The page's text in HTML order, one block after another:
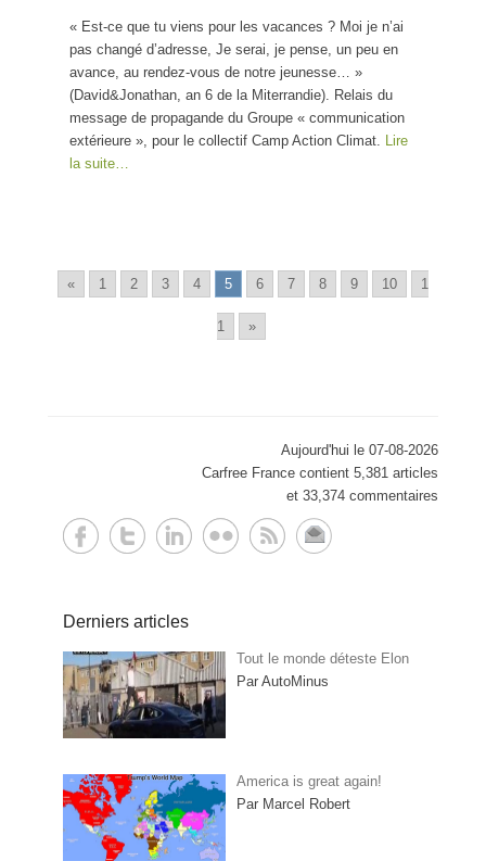
« Est-ce que tu viens pour les vacances ? Moi je n’ai
pas changé d’adresse, Je serai, je pense, un peu en
avance, au rendez-vous de notre jeunesse… »
(David&Jonathan, an 6 de la Miterrandie). Relais du
message de propagande du Groupe « communication
extérieure », pour le collectif Camp Action Climat. Lire
la suite…
« 1 2 3 4 5 6 7 8 9 10 1
1 »
Aujourd'hui le 07-08-2026
Carfree France contient 5,381 articles
et 33,374 commentaires
Derniers articles
Tout le monde déteste Elon
Par AutoMinus
America is great again!
Par Marcel Robert